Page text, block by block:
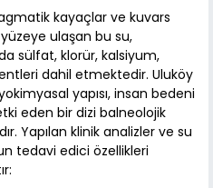
kayaçlar ve kuvars
ulaşan bu su,
sülfat, klorür, kalsiyum,
dahil etmektedir. Uluköy
yapısı, insan bedeni
eden bir dizi balneolojik
Yapılan klinik analizler ve su
tedavi edici özellikleri